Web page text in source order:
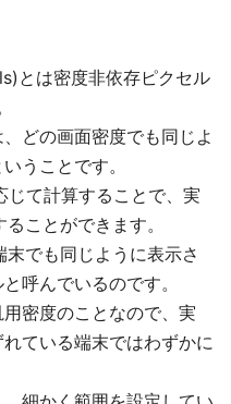
とは密度非依存ピクセル
どの画面密度でも同じよ
うことです。
て計算することで、実
ことができます。
でも同じように表示さ
呼んでいるのです。
密度のことなので、実
ている端末ではわずかに